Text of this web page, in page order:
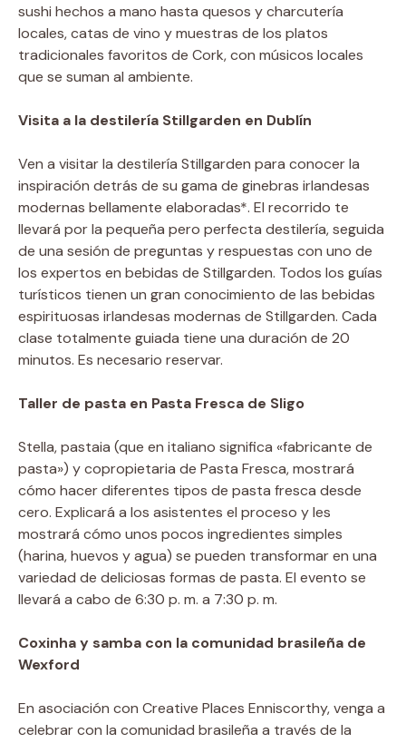
sushi hechos a mano hasta quesos y charcutería
locales, catas de vino y muestras de los platos
tradicionales favoritos de Cork, con músicos locales
que se suman al ambiente.
Visita a la destilería Stillgarden en Dublín
Ven a visitar la destilería Stillgarden para conocer la
inspiración detrás de su gama de ginebras irlandesas
modernas bellamente elaboradas*. El recorrido te
llevará por la pequeña pero perfecta destilería, seguida
de una sesión de preguntas y respuestas con uno de
los expertos en bebidas de Stillgarden. Todos los guías
turísticos tienen un gran conocimiento de las bebidas
espirituosas irlandesas modernas de Stillgarden. Cada
clase totalmente guiada tiene una duración de 20
minutos. Es necesario reservar.
Taller de pasta en Pasta Fresca de Sligo
Stella, pastaia (que en italiano significa «fabricante de
pasta») y copropietaria de Pasta Fresca, mostrará
cómo hacer diferentes tipos de pasta fresca desde
cero. Explicará a los asistentes el proceso y les
mostrará cómo unos pocos ingredientes simples
(harina, huevos y agua) se pueden transformar en una
variedad de deliciosas formas de pasta. El evento se
llevará a cabo de 6:30 p. m. a 7:30 p. m.
Coxinha y samba con la comunidad brasileña de
Wexford
En asociación con Creative Places Enniscorthy, venga a
celebrar con la comunidad brasileña a través de la